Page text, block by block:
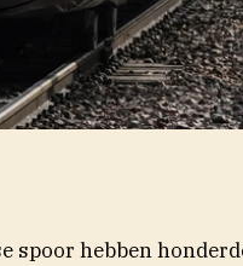
spoor hebben